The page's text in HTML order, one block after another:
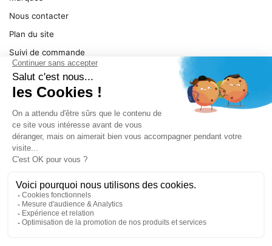
Nous contacter
Plan du site
Suivi de commande
Mentions légales
SERVICE
Pièces détachées
Dépannage
Le magasin